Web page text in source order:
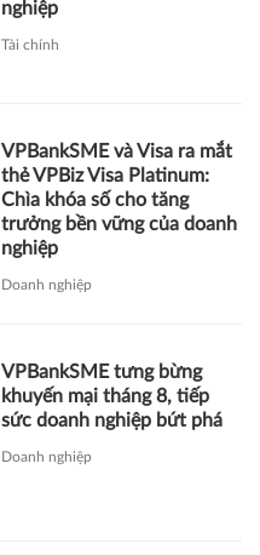
nghiệp
Tài chính
VPBankSME và Visa ra mắt
thẻ VPBiz Visa Platinum:
Chìa khóa số cho tăng
trưởng bền vững của doanh
nghiệp
Doanh nghiệp
VPBankSME tưng bừng
khuyến mại tháng 8, tiếp
sức doanh nghiệp bứt phá
Doanh nghiệp